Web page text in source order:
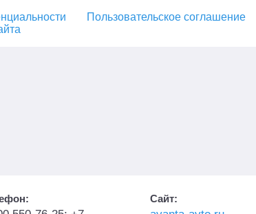
Пользовательское соглашение
Сайт: